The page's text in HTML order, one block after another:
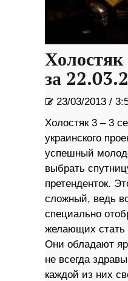
Холостяк
за
23/03/2013 /
Холостяк 3 – 3
украинского
успешный
выбрать
претенденток.
сложный, ведь
специально
желающих стать
Они обладают
не всегда
каждой из них